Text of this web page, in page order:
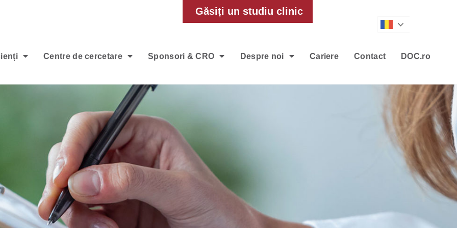
Găsiți un studiu clinic
Centre de cercetare Sponsori & CRO Despre noi Cariere Contact DOC.ro
Romanian